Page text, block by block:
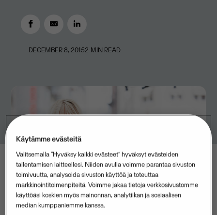
DECEMBER 8, 20152 MIN READ
Käytämme evästeitä
Valitsemalla “Hyväksy kaikki evästeet” hyväksyt evästeiden
tallentamisen laitteellesi. Niiden avulla voimme parantaa sivuston
toimivuutta, analysoida sivuston käyttöä ja toteuttaa
markkinointitoimenpiteitä. Voimme jakaa tietoja verkkosivustomme
käyttöäsi koskien myös mainonnan, analytiikan ja sosiaalisen
median kumppaniemme kanssa.